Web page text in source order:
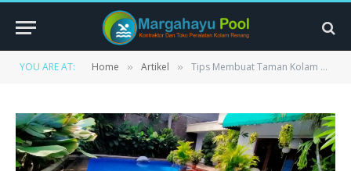
YOU ARE AT: Home » Artikel » Tips Membuat Taman Kolam Renang